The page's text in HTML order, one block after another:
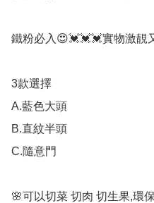
鐵粉必入😍💓💓💓實物激靚
3款選擇
A.藍色大頭
B.直紋半頭
C.隨意門
🌸可以切菜 切肉 切生果,環